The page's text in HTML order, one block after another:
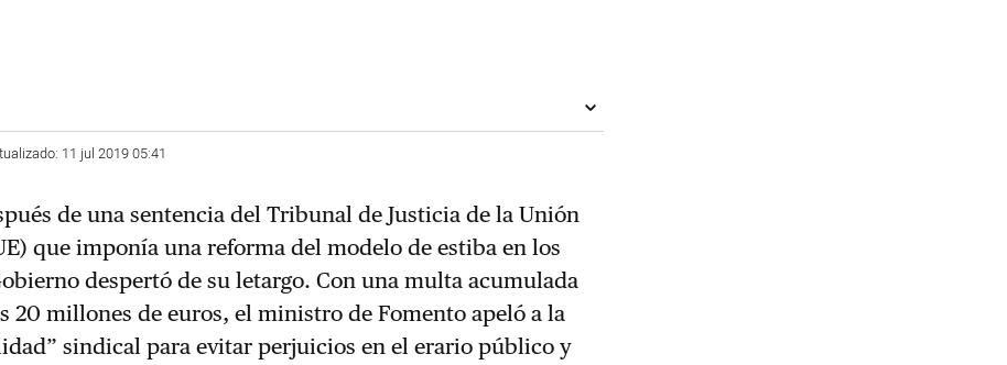
11 jul 2019 05:41
de una sentencia del Tribunal de Justicia de la Unión
que imponía una reforma del modelo de estiba en los
despertó de su letargo. Con una multa acumulada
20 millones de euros, el ministro de Fomento apeló a la
sindical para evitar perjuicios en el erario público y